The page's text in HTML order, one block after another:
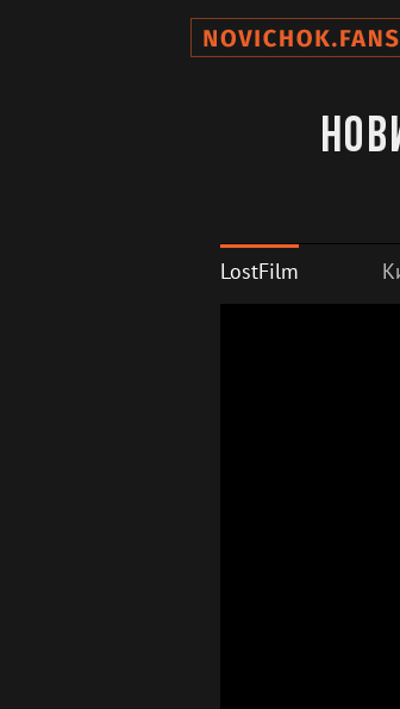
LostFilm